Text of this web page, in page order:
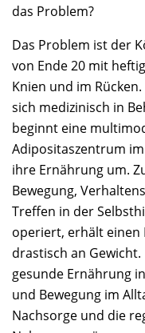
das Problem?
Das Problem ist der
von Ende 20 mit
Knien und im
sich medizinisch in
beginnt eine
Adipositaszentrum
ihre Ernährung um.
Bewegung,
Treffen in der
operiert, erhält einen
drastisch an
gesunde Ernährung
und Bewegung im
Nachsorge und die